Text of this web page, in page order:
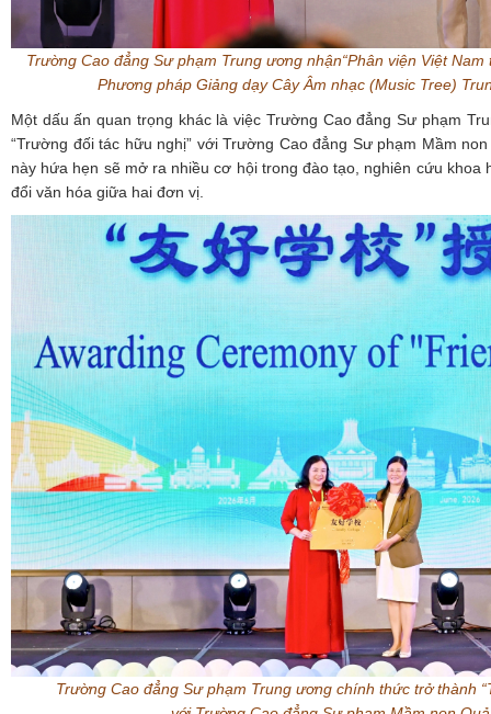
Trường Cao đẳng Sư phạm Trung ươngnhận“Phân viện Việt
Phương pháp Giảng dạy Cây Âm nhạc (Music Tree)
Một dấu ấn quan trọng khác là việc Trường Cao đẳng Sư phạm
“Trường đối tác hữu nghị” với Trường Cao đẳng Sư phạm Mầm
này hứa hẹn sẽ mở ra nhiều cơ hội trong đào tạo, nghiên cứu khoa
đổi văn hóa giữa hai đơn vị.
Trường Cao đẳng Sư phạm Trung ương chính thức trở thành